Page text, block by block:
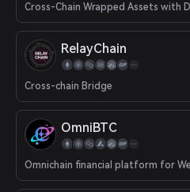
Cross-Chain Wrapped Assets with
RelayChain
Cross-chain Bridge
OmniBTC
Omnichain financial platform for